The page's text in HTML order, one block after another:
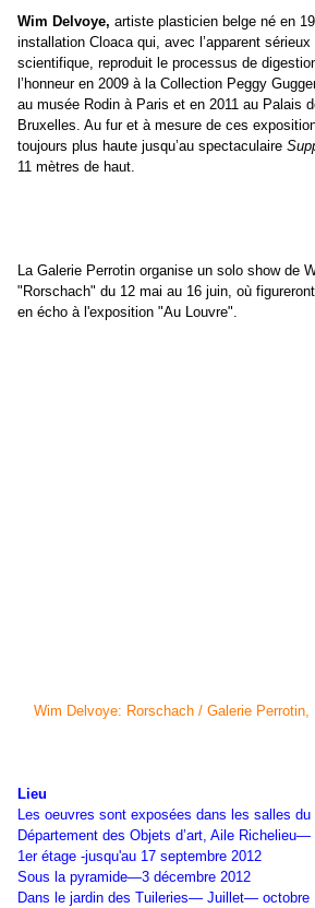
Wim Delvoye, artiste plasticien belge né en
installation Cloaca qui, avec l’apparent sérieux
scientifique, reproduit le processus de
l’honneur en 2009 à la Collection Peggy
au musée Rodin à Paris et en 2011 au Palais
Bruxelles. Au fur et à mesure de ces
toujours plus haute jusqu’au spectaculaire
11 mètres de haut.
La Galerie Perrotin organise un solo show de
"Rorschach" du 12 mai au 16 juin, où
en écho à l'exposition "Au Louvre".
Wim Delvoye: Rorschach / Galerie Perrotin,
Lieu
Les oeuvres sont exposées dans les salles du
Département des Objets d’art, Aile Richelieu—
1er étage -jusqu'au 17 septembre 2012
Sous la pyramide—3 décembre 2012
Dans le jardin des Tuileries— Juillet— octobre